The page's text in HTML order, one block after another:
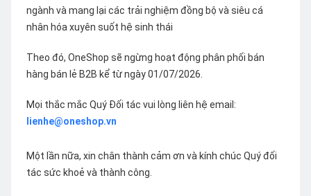
ngành và mang lại các trải nghiệm đồng bộ và siêu cá
nhân hóa xuyên suốt hệ sinh thái
Theo đó, OneShop sẽ ngừng hoạt động phân phối bán
hàng bán lẻ B2B kể từ ngày 01/07/2026.
Mọi thắc mắc Quý Đối tác vui lòng liên hệ email:
lienhe@oneshop.vn
Một lần nữa, xin chân thành cảm ơn và kính chúc Quý đối
tác sức khoẻ và thành công.